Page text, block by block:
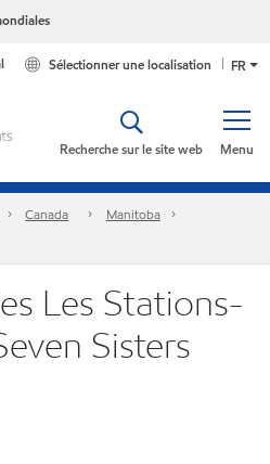
FR
Sélectionner une localisation
Menu
Recherche sur le site web
Canada
Manitoba
Les Stations-
Sisters